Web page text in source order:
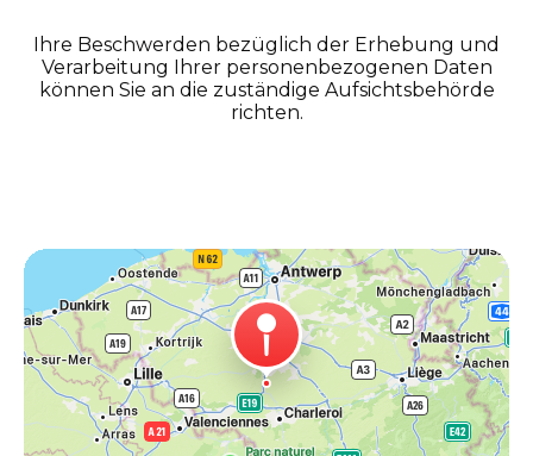
Ihre Beschwerden bezüglich der Erhebung und
Verarbeitung Ihrer personenbezogenen Daten
können Sie an die zuständige Aufsichtsbehörde
richten.